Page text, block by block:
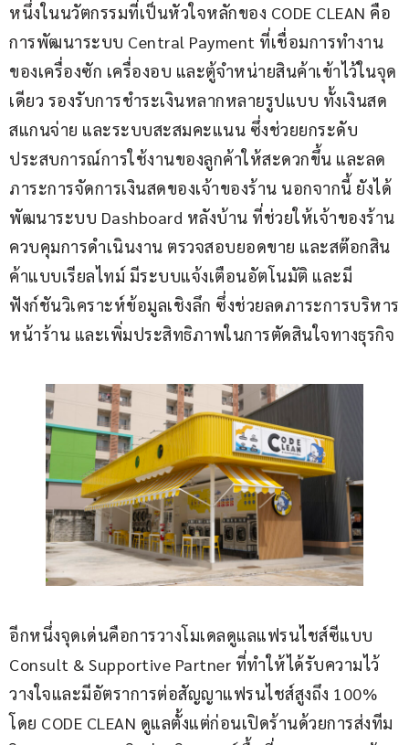
หนึ่งในนวัตกรรมที่เป็นหัวใจหลักของ CODE CLEAN คือ
การพัฒนาระบบ Central Payment ที่เชื่อมการทำงาน
ของเครื่องซัก เครื่องอบ และตู้จำหน่ายสินค้าเข้าไว้ในจุด
เดียว รองรับการชำระเงินหลากหลายรูปแบบ ทั้งเงินสด
สแกนจ่าย และระบบสะสมคะแนน ซึ่งช่วยยกระดับ
ประสบการณ์การใช้งานของลูกค้าให้สะดวกขึ้น และลด
ภาระการจัดการเงินสดของเจ้าของร้าน นอกจากนี้ ยังได้
พัฒนาระบบ Dashboard หลังบ้าน ที่ช่วยให้เจ้าของร้าน
ควบคุมการดำเนินงาน ตรวจสอบยอดขาย และสต๊อกสิน
ค้าแบบเรียลไทม์ มีระบบแจ้งเตือนอัตโนมัติ และมี
ฟังก์ชันวิเคราะห์ข้อมูลเชิงลึก ซึ่งช่วยลดภาระการบริหาร
หน้าร้าน และเพิ่มประสิทธิภาพในการตัดสินใจทางธุรกิจ
อีกหนึ่งจุดเด่นคือการวางโมเดลดูแลแฟรนไชส์ซีแบบ
Consult & Supportive Partner ที่ทำให้ได้รับความไว้
วางใจและมีอัตราการต่อสัญญาแฟรนไชส์สูงถึง 100%
โดย CODE CLEAN ดูแลตั้งแต่ก่อนเปิดร้านด้วยการส่งทีม